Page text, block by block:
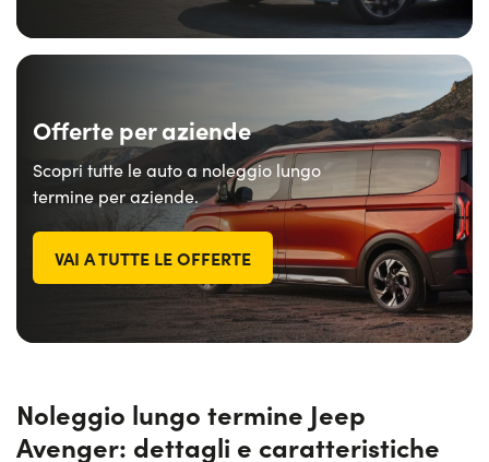
Offerte per aziende
Scopri tutte le auto a noleggio lungo
termine per aziende.
VAI A TUTTE LE OFFERTE
Noleggio lungo termine Jeep
Avenger: dettagli e caratteristiche